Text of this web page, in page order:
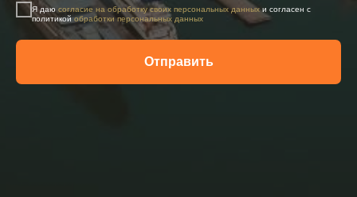
Я даюсогласие на обработку своих персональных данныхи согласен с
политикойобработки персональных данных
Отправить